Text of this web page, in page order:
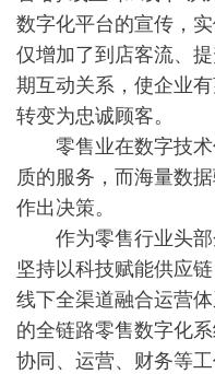
数字化平台的宣传，
仅增加了到店客流、
期互动关系，使企业
转变为忠诚顾客。
零售业在数字技术
质的服务，而海量数
作出决策。
作为零售行业头部
坚持以科技赋能供应
线下全渠道融合运营
的全链路零售数字化
协同、运营、财务等